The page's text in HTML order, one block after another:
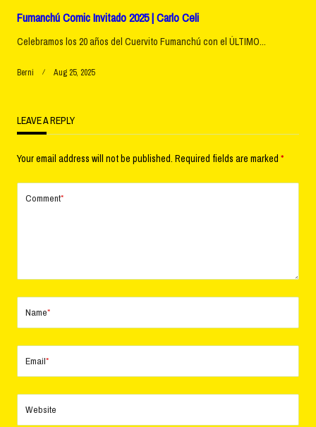
Fumanchú Comic Invitado 2025 | Carlo Celi
Celebramos los 20 años del Cuervito Fumanchú con el ÚLTIMO...
Berni Aug 25, 2025
LEAVE A REPLY
Your email address will not be published. Required fields are marked *
Comment*
Name*
Email*
Website